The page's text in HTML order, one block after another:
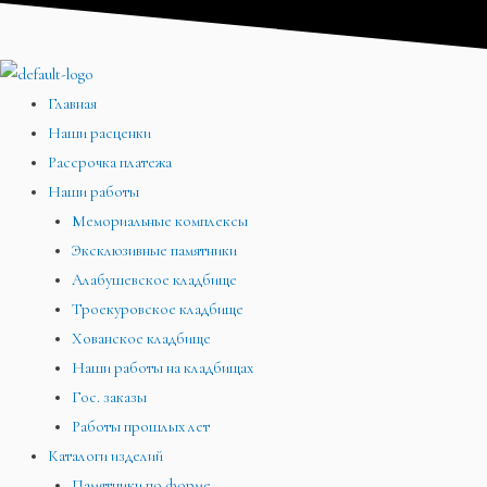
Перейти
содержимому
Главная
Наши расценки
Рассрочка платежа
Наши работы
Мемориальные комплексы
Эксклюзивные памятники
Алабушевское кладбище
Троекуровское кладбище
Хованское кладбище
Наши работы на кладбищах
Гос. заказы
Работы прошлых лет
Каталоги изделий